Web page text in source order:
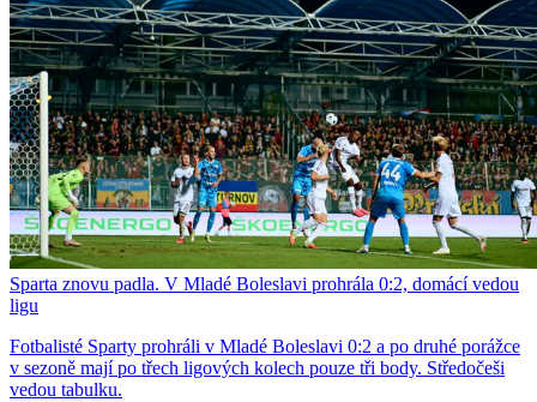
Sparta znovu padla. V Mladé Boleslavi prohrála 0:2, domácí vedou
ligu
Fotbalisté Sparty prohráli v Mladé Boleslavi 0:2 a po druhé porážce
v sezoně mají po třech ligových kolech pouze tři body. Středočeši
vedou tabulku.